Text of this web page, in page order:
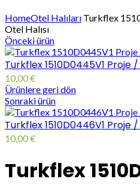
HomeOtel Halıları Turkflex
Otel Halısı
Önceki ürün
Turkflex 1510D0445V1 Proje
10,00€
Ürünlere geri dön
Sonraki ürün
Turkflex 1510D0446V1 Proje
10,00€
Turkflex